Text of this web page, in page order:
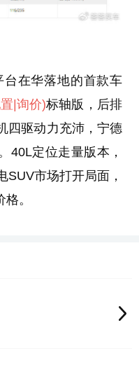
在华落地的首款车
|询价)标轴版，后排
四驱动力充沛，宁德
40L定位走量版本，
SUV市场打开局面，
。